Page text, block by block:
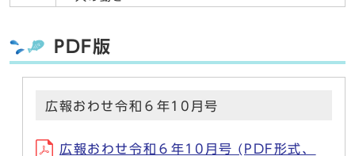
PDF版
広報おわせ令和６年10月号
広報おわせ令和６年10月号 (PDF形式、